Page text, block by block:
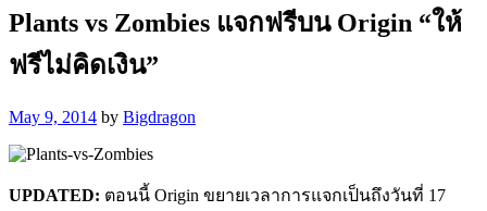
Plants vs Zombies แจกฟรีบน Origin “ให้
ฟรีไม่คิดเงิน”
May 9, 2014 by Bigdragon
UPDATED: ตอนนี้ Origin ขยายเวลาการแจกเป็นถึงวันที่ 17